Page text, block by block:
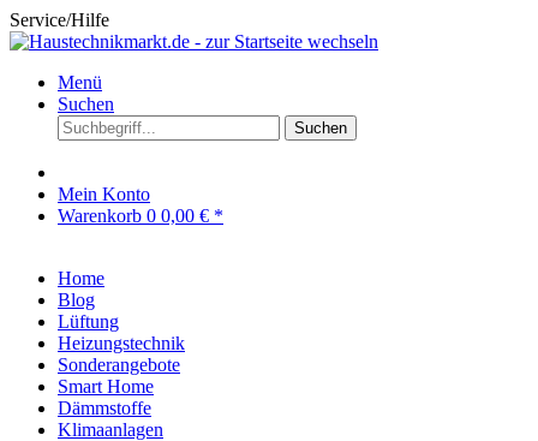
Service/Hilfe
Menü
Suchen
Suchen
Mein Konto
Warenkorb 0 0,00 € *
Home
Blog
Lüftung
Heizungstechnik
Sonderangebote
Smart Home
Dämmstoffe
Klimaanlagen